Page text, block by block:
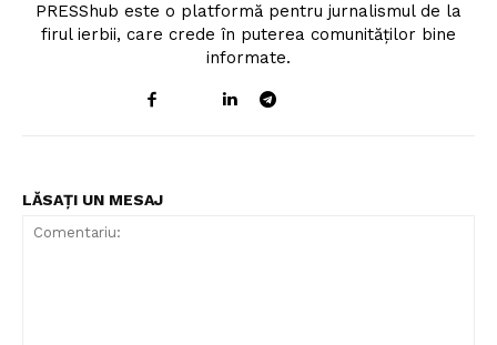
PRESShub este o platformă pentru jurnalismul de la
firul ierbii, care crede în puterea comunităților bine
informate.
LĂSAȚI UN MESAJ